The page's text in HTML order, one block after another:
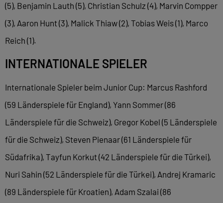
(5), Benjamin Lauth (5), Christian Schulz (4), Marvin Compper
(3), Aaron Hunt (3), Malick Thiaw (2), Tobias Weis (1), Marco
Reich (1).
INTERNATIONALE SPIELER
Internationale Spieler beim Junior Cup: Marcus Rashford
(59 Länderspiele für England), Yann Sommer (86
Länderspiele für die Schweiz), Gregor Kobel (5 Länderspiele
für die Schweiz), Steven Pienaar (61 Länderspiele für
Südafrika), Tayfun Korkut (42 Länderspiele für die Türkei),
Nuri Sahin (52 Länderspiele für die Türkei), Andrej Kramaric
(89 Länderspiele für Kroatien), Adam Szalai (86